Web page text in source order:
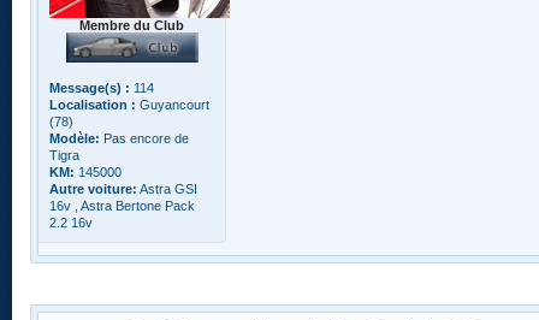
Membre du Club
Message(s) : 114
Localisation : Guyancourt
(78)
Modèle: Pas encore de
Tigra
KM: 145000
Autre voiture: Astra GSI
16v , Astra Bertone Pack
2.2 16v